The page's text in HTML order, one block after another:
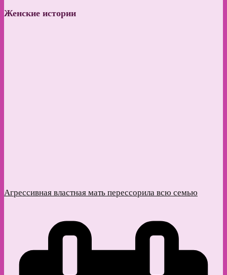
Женские истории
Агрессивная властная мать перессорила всю семью